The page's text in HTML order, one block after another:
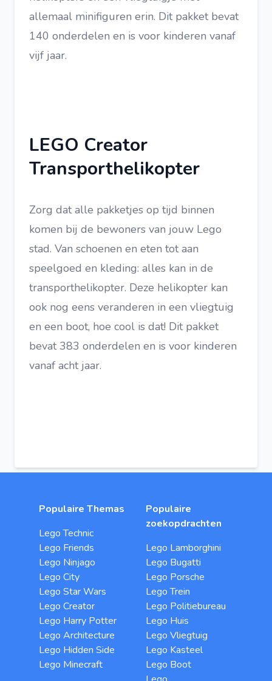
allemaal minifiguren erin. Dit pakket bevat
140 onderdelen en is voor kinderen vanaf
vijf jaar.
LEGO Creator
Transporthelikopter
Zorg dat alle pakketjes op tijd binnen
komen bij de bewoners van jouw Lego
stad. Van schoenen en eten tot aan
speelgoed en kleding: alles kan in de
transporthelikopter. Deze helikopter kan
ook nog eens veranderen in een vliegtuig
en een boot, hoe cool is dat! Dit pakket
bevat 383 onderdelen en is voor kinderen
vanaf acht jaar.
Populaire Themas
Lego Technic
Lego Friends
Lego Ninjago
Lego City
Lego Star Wars
Lego Creator
Lego Harry Potter
Lego Architecture
Lego Hidden Side
Lego Minecraft
Populaire
zoekopdrachten
Lego Lamborghini
Lego Bugatti
Lego Porsche
Lego Trein
Lego Politiebureau
Lego Huis
Lego Vliegtuig
Lego Kasteel
Lego Boot